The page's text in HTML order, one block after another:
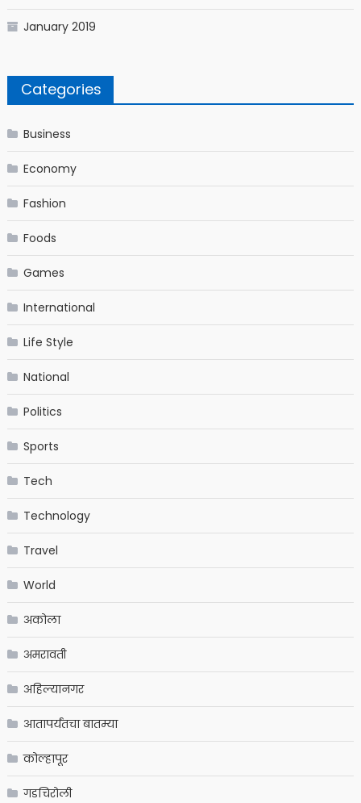
January 2019
Categories
Business
Economy
Fashion
Foods
Games
International
Life Style
National
Politics
Sports
Tech
Technology
Travel
World
अकोला
अमरावती
अहिल्यानगर
आतापर्यंतचा बातम्या
कोल्हापूर
गडचिरोली